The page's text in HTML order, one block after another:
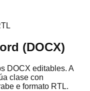
(DOCX)
DOCX editables. A
clase con
e formato RTL.